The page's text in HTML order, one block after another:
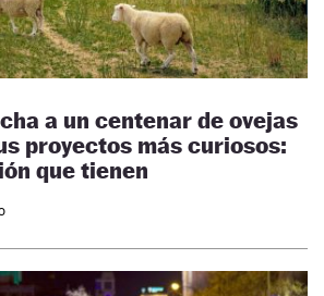
a un centenar de ovejas
proyectos más curiosos:
que tienen